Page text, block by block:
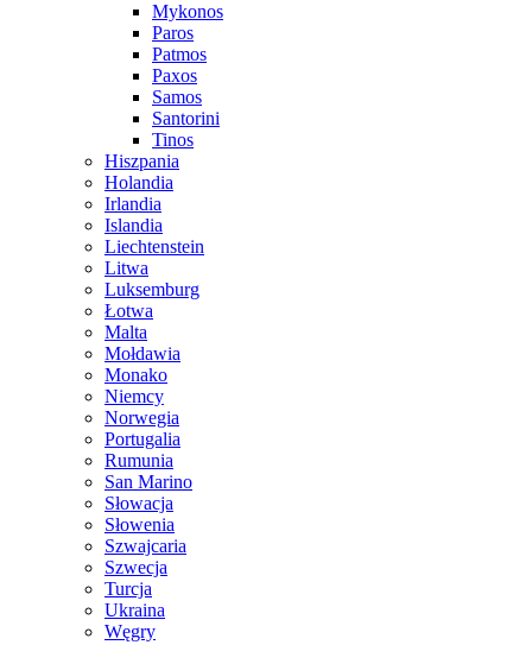
Mykonos
Paros
Patmos
Paxos
Samos
Santorini
Tinos
Hiszpania
Holandia
Irlandia
Islandia
Liechtenstein
Litwa
Luksemburg
Łotwa
Malta
Mołdawia
Monako
Niemcy
Norwegia
Portugalia
Rumunia
San Marino
Słowacja
Słowenia
Szwajcaria
Szwecja
Turcja
Ukraina
Węgry